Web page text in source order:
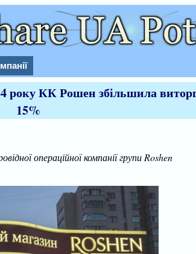
року КК Рошен збільшила
15%
операційної компанії групи Roshen